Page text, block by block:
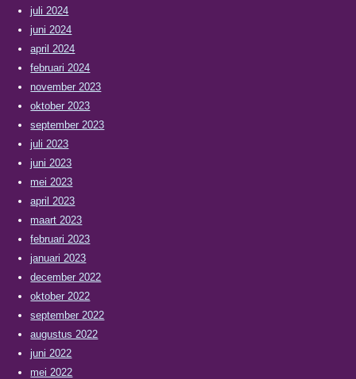
juli 2024
juni 2024
april 2024
februari 2024
november 2023
oktober 2023
september 2023
juli 2023
juni 2023
mei 2023
april 2023
maart 2023
februari 2023
januari 2023
december 2022
oktober 2022
september 2022
augustus 2022
juni 2022
mei 2022